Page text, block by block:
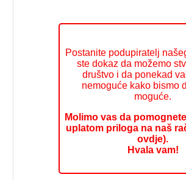
Postanite podupiratelj
ste dokaz da možemo
društvo i da ponekad
nemoguće kako bismo
moguće.
Molimo vas da
uplatom priloga na naš
ovdje).
Hvala vam!